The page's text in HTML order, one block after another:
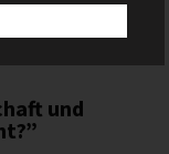
auf Playmobil →
und
”
vom
oder einem